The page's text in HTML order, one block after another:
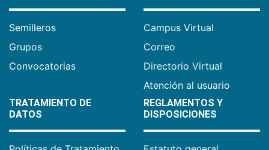
Semilleros
Grupos
Convocatorias
Campus Virtual
Correo
Directorio Virtual
Atención al usuario
TRATAMIENTO DE
DATOS
REGLAMENTOS Y
DISPOSICIONES